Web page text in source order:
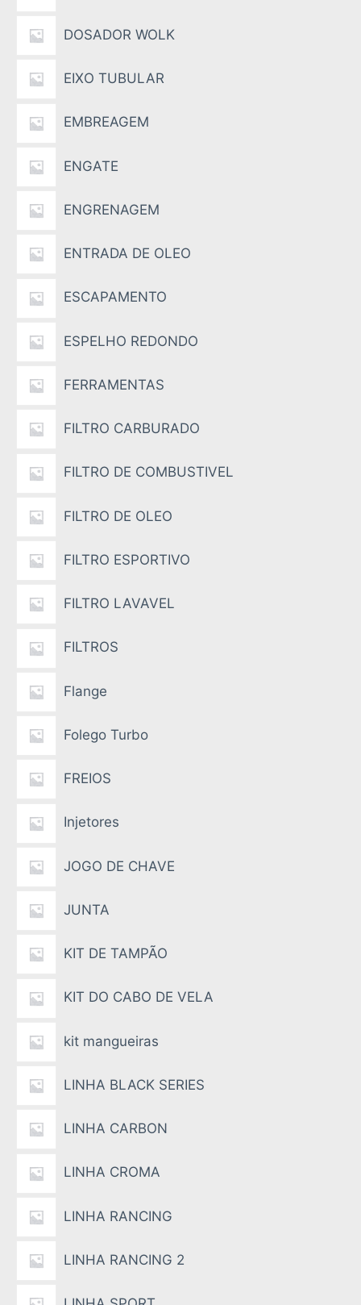
DOSADOR WOLK
EIXO TUBULAR
EMBREAGEM
ENGATE
ENGRENAGEM
ENTRADA DE OLEO
ESCAPAMENTO
ESPELHO REDONDO
FERRAMENTAS
FILTRO CARBURADO
FILTRO DE COMBUSTIVEL
FILTRO DE OLEO
FILTRO ESPORTIVO
FILTRO LAVAVEL
FILTROS
Flange
Folego Turbo
FREIOS
Injetores
JOGO DE CHAVE
JUNTA
KIT DE TAMPÃO
KIT DO CABO DE VELA
kit mangueiras
LINHA BLACK SERIES
LINHA CARBON
LINHA CROMA
LINHA RANCING
LINHA RANCING 2